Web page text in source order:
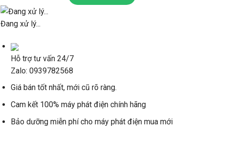
Đang xử lý...
Hỗ trợ tư vấn 24/7
Zalo: 0939782568
Giá bán tốt nhất, mới cũ rõ ràng.
Cam kết 100% máy phát điện chính hãng
Bảo dưỡng miễn phí cho máy phát điện mua mới